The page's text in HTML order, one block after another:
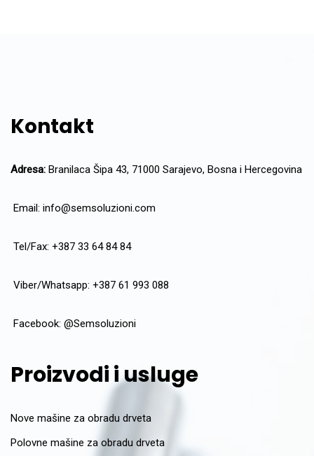
Kontakt
Adresa: Branilaca Šipa 43, 71000 Sarajevo, Bosna i Hercegovina
Email: info@semsoluzioni.com
Tel/Fax: +387 33 64 84 84
Viber/Whatsapp: +387 61 993 088
Facebook: @Semsoluzioni
Proizvodi i usluge
Nove mašine za obradu drveta
Polovne mašine za obradu drveta